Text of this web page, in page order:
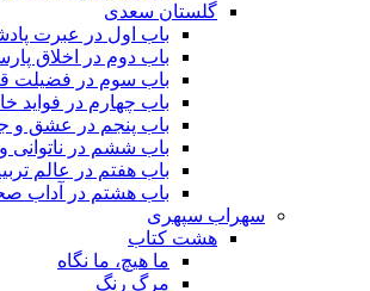
گلستان سعدی
باب اول در عبرت
باب دوم در اخلاق
باب سوم در فضیلت
باب چهارم در فواید
باب پنجم در عشق و
باب ششم در ناتوانى و
باب هفتم در عالم تربیت
باب هشتم در آداب
سهراب سپهری
هشت کتاب
ما هیچ، ما نگاه
مرگ رنگ